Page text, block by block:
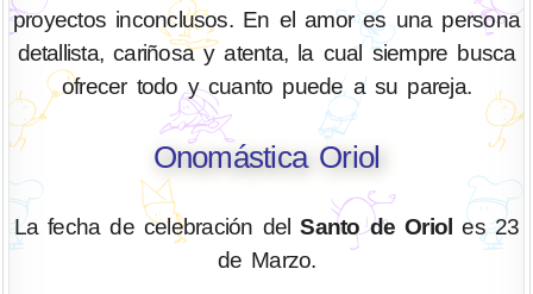
proyectos inconclusos. En el amor es una persona
detallista, cariñosa y atenta, la cual siempre busca
ofrecer todo y cuanto puede a su pareja.
Onomástica Oriol
La fecha de celebración delSanto de Oriol es 23
de Marzo.